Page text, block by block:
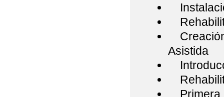
Asistida
Primera